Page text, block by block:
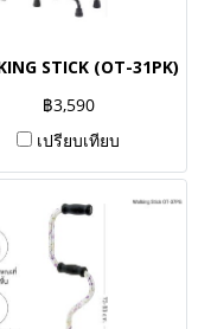
STICK (OT-31PK)
฿3,590
เปรียบเทียบ